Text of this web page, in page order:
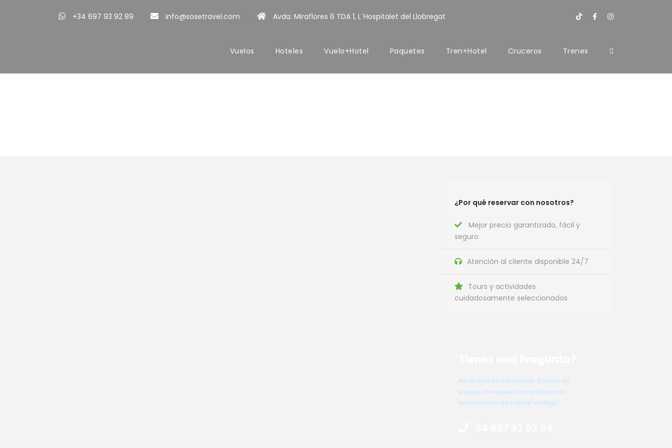
+34 697 93 92 89 info@sosetravel.com Avda. Miraflores 6 TDA 1, L`Hospitalet del Llobregat
Vuelos Hoteles Vuelo+Hotel Paquetes Tren+Hotel Cruceros Trenes
¿Por qué reservar con nosotros?
Mejor precio garantizado, fácil y
seguro
Atención al cliente disponible 24/7
Tours y actividades
cuidadosamente seleccionados
No dudes en llamarnos. Somos un
equipo de expertos y estaremos
encantados de hablar contigo.